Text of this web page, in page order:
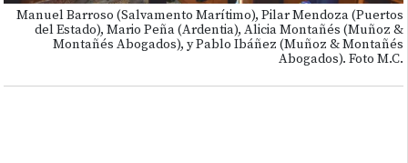
Manuel Barroso (Salvamento Marítimo), Pilar Mendoza (Puertos
del Estado), Mario Peña (Ardentia), Alicia Montañés (Muñoz &
Montañés Abogados), y Pablo Ibáñez (Muñoz & Montañés
Abogados). Foto M.C.